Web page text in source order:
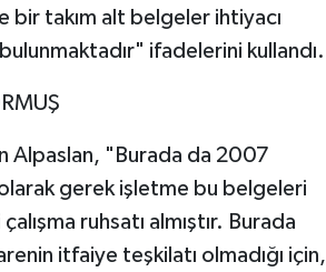
bir takım alt belgeler ihtiyacı
ifadelerini kullandı.
Alpaslan, "Burada da 2007
olarak gerek işletme bu belgeleri
ruhsatı almıştır. Burada
itfaiye teşkilatı olmadığı için,